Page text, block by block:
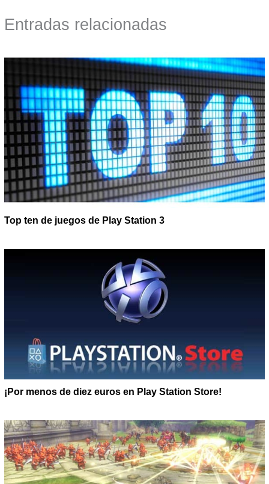
Entradas relacionadas
Top ten de juegos de Play Station 3
¡Por menos de diez euros en Play Station Store!